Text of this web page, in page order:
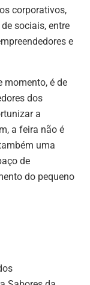
corporativos,
sociais, entre
e
momento, é de
dos
a
a feira não é
uma
de
do pequeno